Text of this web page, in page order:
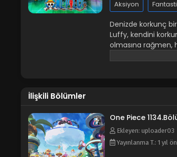
Aksiyon
Denizde korkunç
Luffy, kendini
olmasına rağmen,
Piece hazinesinin
kaynağı haline
çabasında
karşılaşacakları
İlişkili Bölümler
One Piece
Ekleyen: uploader03
Yayınlanma T.: 1 yıl